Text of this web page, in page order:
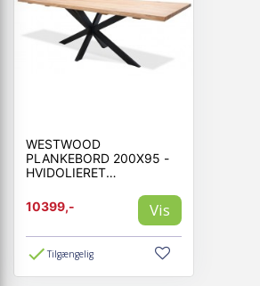
WESTWOOD
PLANKEBORD 200X95 -
HVIDOLIERET
STJERNE UNDERSTEL
10399,- Vis
Tilgængelig